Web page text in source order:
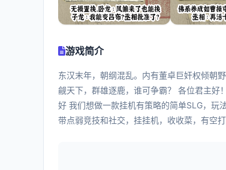
游戏简介
东汉末年，朝纲混乱。内有董卓巨奸权倾朝
觎天下，群雄逐鹿，谁可争霸？ 各位君主好
好 我们想做一款挂机有策略的简单SLG，玩
带点弱竞技和社交，挂挂机，收收菜，有空